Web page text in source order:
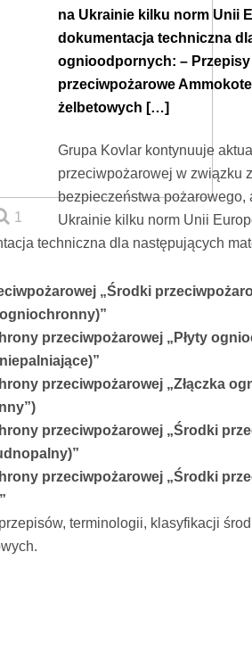
1
na Ukrainie kilku norm Unii
dokumentacja techniczna
ognioodpornych: –
przeciwpożarowe
żelbetowych […]
Grupa Kovlar kontynuuje
przeciwpożarowej w związku
bezpieczeństwa pożarowego,
Ukrainie kilku norm Unii
techniczna dla następujących
„Środki
przeciwpożarowej „Płyty
przeciwpożarowej „Złączka
przeciwpożarowej „Środki
przeciwpożarowej „Środki
terminologii, klasyfikacji